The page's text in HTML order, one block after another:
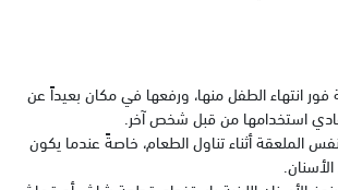
فور انتهاء الطفل منها، ورفعها في مكان بعيداً عن
استخدامها من قبل شخص آخر.
الملعقة أثناء تناول الطعام، خاصةً عندما يكون